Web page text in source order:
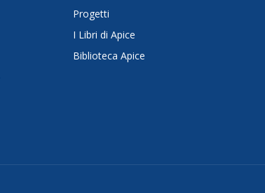
Progetti
I Libri di Apice
Biblioteca Apice